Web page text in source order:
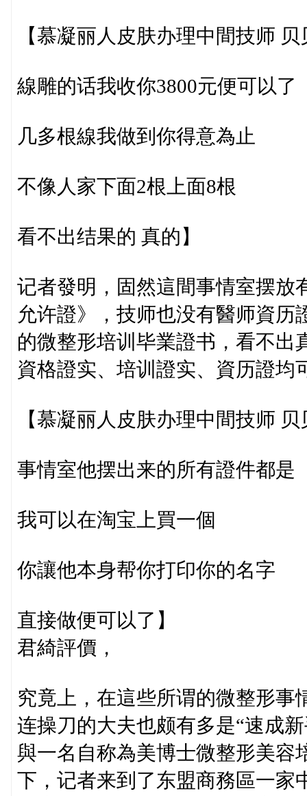
【慕凝丽人皮肤办理中間技师 贝
線雕的话我收你3800元便可以了
几多根線我做到你得意為止
不像人家下面2根上面8根
看不出结果的 真的】
记者發明，固然這間事情室摆放
允许證》，技师也没有醫师資历
的微整形培训毕業證书，看不出
資格證实、培训證实、資历證均
【慕凝丽人皮肤办理中間技师 贝
事情室他摆出来的所有證件都是
我可以在淘宝上買一個
你讓他本身帮你打印你的名字
直接做便可以了】
君綺評價，
究竟上，在這些所谓的微整形事
连操刀的大夫也颇有多是“速成
與一名自称為美博士微整形美容
下，记者来到了东盟商務區一家